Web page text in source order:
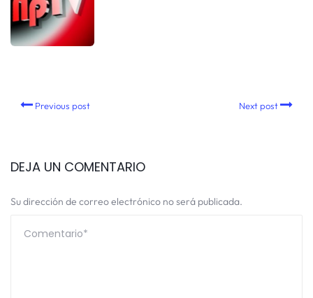
Previous post Next post
DEJA UN COMENTARIO
Su dirección de correo electrónico no será publicada.